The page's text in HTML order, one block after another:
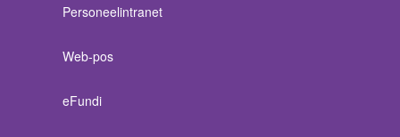
Personeelintranet
Web-pos
eFundi